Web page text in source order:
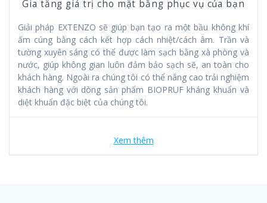
Gia tăng giá trị cho mặt bằng phục vụ của bạn
Giải pháp EXTENZO sẽ giúp bạn tạo ra một bầu không khí
ấm cúng bằng cách kết hợp cách nhiệt/cách âm. Trần và
tường xuyên sáng có thể được làm sạch bằng xà phòng và
nước, giúp không gian luôn đảm bảo sạch sẽ, an toàn cho
khách hàng. Ngoài ra chúng tôi có thể nâng cao trải nghiệm
khách hàng với dòng sản phẩm BIOPRUF kháng khuẩn và
diệt khuẩn đặc biệt của chúng tôi.
Xem thêm